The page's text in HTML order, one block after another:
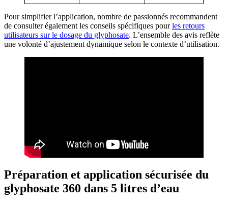
Pour simplifier l’application, nombre de passionnés recommandent
de consulter également les conseils spécifiques pourles retours
utilisateurs sur le dosage du glyphosate. L’ensemble des avis reflète
une volonté d’ajustement dynamique selon le contexte d’utilisation.
Préparation et application sécurisée du
glyphosate 360 dans 5 litres d’eau